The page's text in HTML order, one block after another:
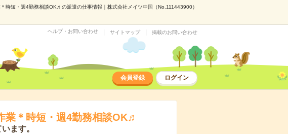
時短・週4勤務相談OK♬の派遣の仕事情報｜株式会社メイツ中国（No.111443900）
ヘルプ・お問い合わせ サイトマップ 掲載のお問い合わせ
会員登録 ログイン
業＊時短・週4勤務相談OK♬
ます。